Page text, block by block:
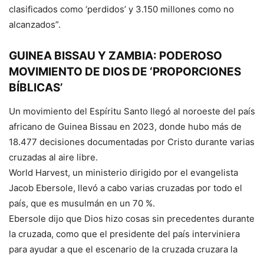
clasificados como ‘perdidos’ y 3.150 millones como no
alcanzados”.
GUINEA BISSAU Y ZAMBIA: PODEROSO
MOVIMIENTO DE DIOS DE ‘PROPORCIONES
BÍBLICAS’
Un movimiento del Espíritu Santo llegó al noroeste del país
africano de Guinea Bissau en 2023, donde hubo más de
18.477 decisiones documentadas por Cristo durante varias
cruzadas al aire libre.
World Harvest, un ministerio dirigido por el evangelista
Jacob Ebersole, llevó a cabo varias cruzadas por todo el
país, que es musulmán en un 70 %.
Ebersole dijo que Dios hizo cosas sin precedentes durante
la cruzada, como que el presidente del país interviniera
para ayudar a que el escenario de la cruzada cruzara la